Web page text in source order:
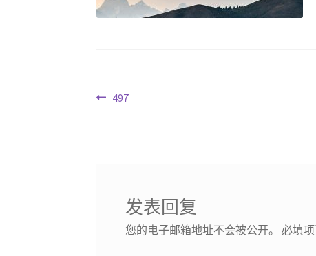
文Previous
497
发表回复
您的电子邮箱地址不会被公开。 必填